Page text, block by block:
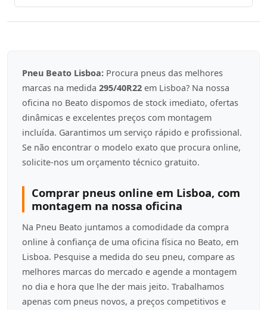
Pneu Beato Lisboa: Procura pneus das melhores
marcas na medida 295/40R22 em Lisboa? Na nossa
oficina no Beato dispomos de stock imediato, ofertas
dinâmicas e excelentes preços com montagem
incluída. Garantimos um serviço rápido e profissional.
Se não encontrar o modelo exato que procura online,
solicite-nos um orçamento técnico gratuito.
Comprar pneus online em Lisboa, com
montagem na nossa oficina
Na Pneu Beato juntamos a comodidade da compra
online à confiança de uma oficina física no Beato, em
Lisboa. Pesquise a medida do seu pneu, compare as
melhores marcas do mercado e agende a montagem
no dia e hora que lhe der mais jeito. Trabalhamos
apenas com pneus novos, a preços competitivos e